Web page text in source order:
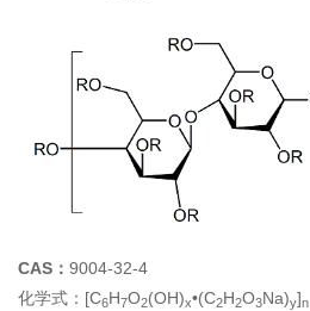
CAS： 9004-32-4
化学式： [C6H7O2(OH)x•(C2H2O3Na)y]n